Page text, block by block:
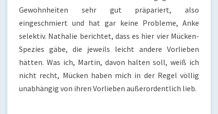
Gewohnheiten sehr gut präpariert, also
eingeschmiert und hat gar keine Probleme, Anke
selektiv. Nathalie berichtet, dass es hier vier Mücken-
Spezies gäbe, die jeweils leicht andere Vorlieben
hätten. Was ich, Martin, davon halten soll, weiß ich
nicht recht, Mücken haben mich in der Regel völlig
unabhängig von ihren Vorlieben außerordentlich lieb.